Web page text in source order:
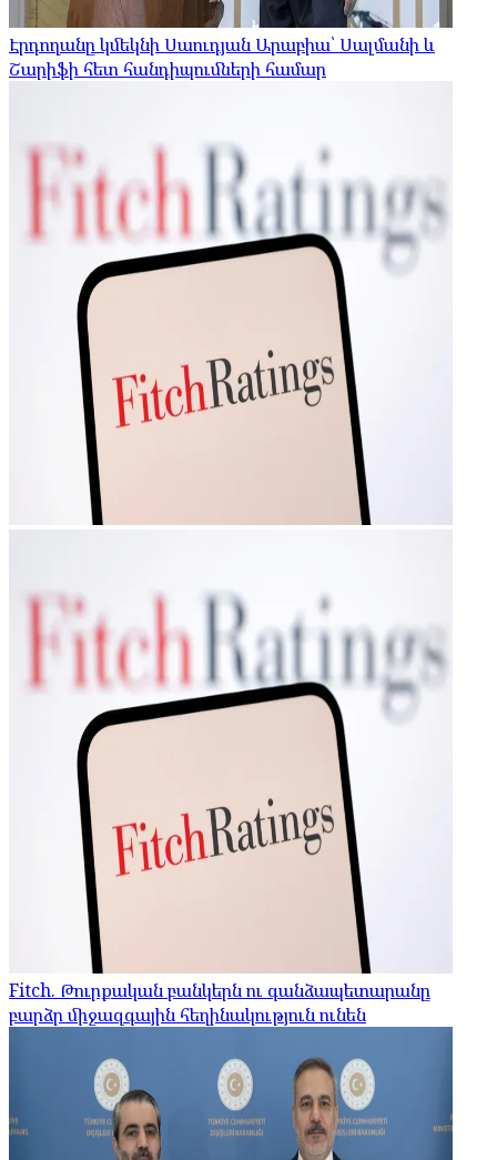
Էրդողանը կմեկնի Սաուդյան Արաբիա՝ Սալմանի և
Շարիֆի հետ հանդիպումների համար
Fitch. Թուրքական բանկերն ու գանձապետարանը
բարձր միջազգային հեղինակություն ունեն